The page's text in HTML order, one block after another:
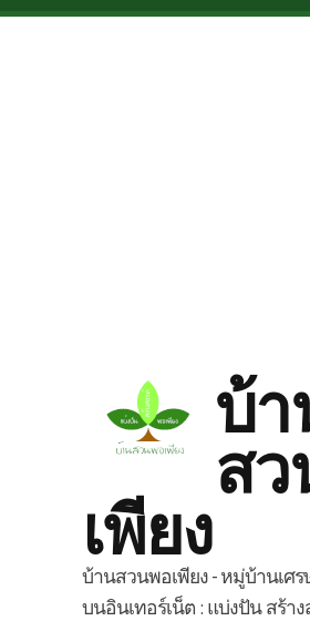
Skip to main content
บ้
ส
เพียง
บ้านสวนพอเพียง - หมู่บ้านเศ
บนอินเทอร์เน็ต : แบ่งปัน สร้า